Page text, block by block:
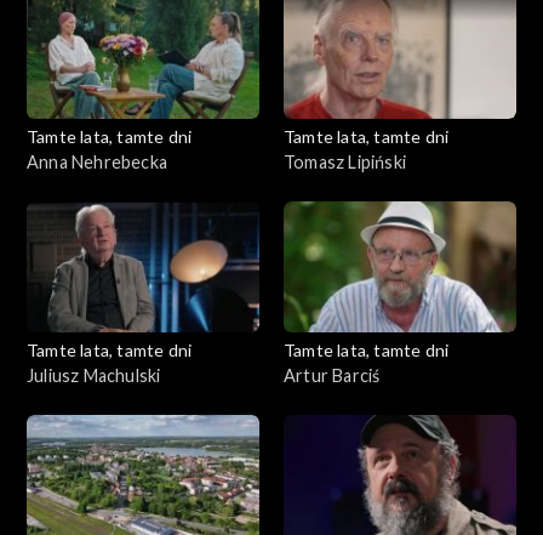
Tamte lata, tamte dni
Anna Nehrebecka
Tamte lata, tamte dni
Tomasz Lipiński
Tamte lata, tamte dni
Juliusz Machulski
Tamte lata, tamte dni
Artur Barciś